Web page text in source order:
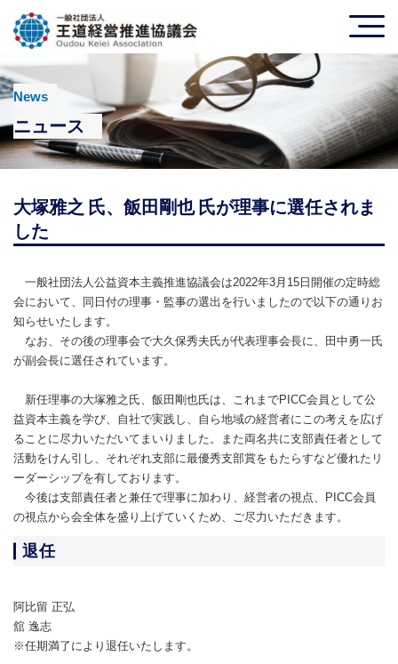
News
ニュース
大塚雅之 氏、飯田剛也 氏が理事に選任されま
した
一般社団法人公益資本主義推進協議会は2022年3月15日開催の定時総
会において、同日付の理事・監事の選出を行いましたので以下の通りお
知らせいたします。
なお、その後の理事会で大久保秀夫氏が代表理事会長に、田中勇一氏
が副会長に選任されています。
新任理事の大塚雅之氏、飯田剛也氏は、これまでPICC会員として公
益資本主義を学び、自社で実践し、自ら地域の経営者にこの考えを広げ
ることに尽力いただいてまいりました。また両名共に支部責任者として
活動をけん引し、それぞれ支部に最優秀支部賞をもたらすなど優れたリ
ーダーシップを有しております。
今後は支部責任者と兼任で理事に加わり、経営者の視点、PICC会員
の視点から会全体を盛り上げていくため、ご尽力いただきます。
退任
阿比留 正弘
舘 逸志
※任期満了により退任いたします。